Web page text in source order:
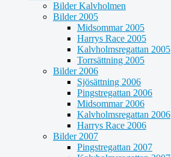
Bilder Kalvholmen
Bilder 2005
Midsommar 2005
Harrys Race 2005
Kalvholmsregattan 2005
Torrsättning 2005
Bilder 2006
Sjösättning 2006
Pingstregattan 2006
Midsommar 2006
Kalvholmsregattan 2006
Harrys Race 2006
Bilder 2007
Pingstregattan 2007